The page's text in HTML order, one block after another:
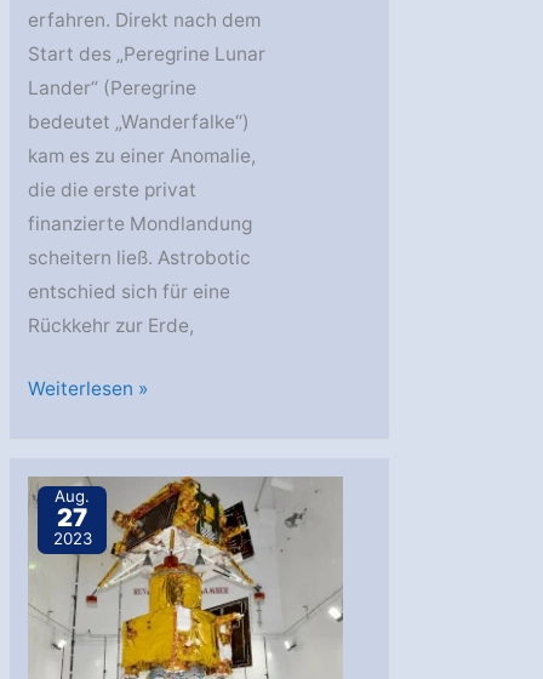
erfahren. Direkt nach dem
Start des „Peregrine Lunar
Lander“ (Peregrine
bedeutet „Wanderfalke“)
kam es zu einer Anomalie,
die die erste privat
finanzierte Mondlandung
scheitern ließ. Astrobotic
entschied sich für eine
Rückkehr zur Erde,
„Wanderfalke“
nicht
private
Mondlandung
von
Astrobotic
Weiterlesen »
Aug.
27
2023